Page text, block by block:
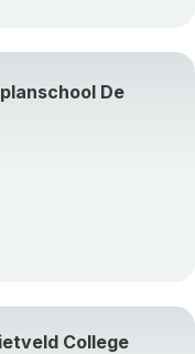
De
College